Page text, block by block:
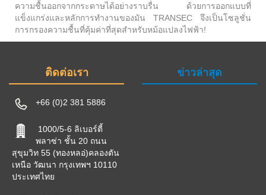
ความชื้นออกจากกระดาษได้อย่างราบรื่น ด้วยการออกแบบที่
แข็งแกร่งและหลักการทำงานของมัน TRANSEC จึงเป็นโซลูชั่น
การกรองความชื้นที่คุ้มค่าที่สุดสำหรับหม้อแปลงไฟฟ้า!
ติดต่อเรา
+66 (0)2 381 5886
1000/5-6 ลิเบอร์ตี้
พลาซ่า ชั้น 20 ถนน
สุขุมวิท 55 (ทองหลอ่)คลองตัน
เหนือ วัฒนา กรุงเทพฯ 10110
ประเทศไทย
ข่าวล่าสุด